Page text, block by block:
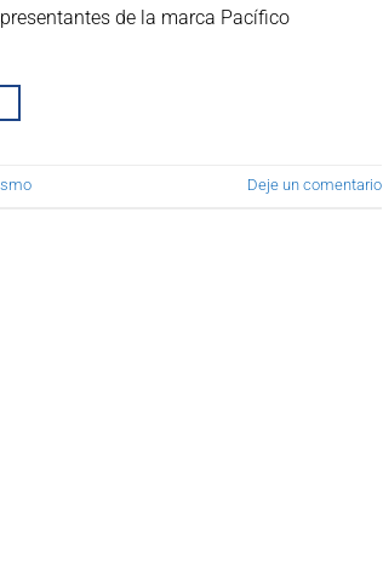
de la marca Pacífico
Deje un comentario